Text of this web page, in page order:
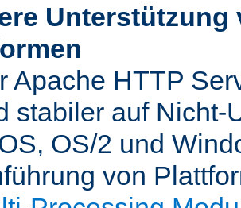
Unterstützung
Apache HTTP
stabiler auf Nicht-
OS/2 und
von